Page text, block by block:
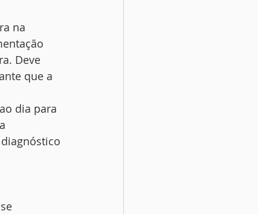
na
Deve
que a
dia para